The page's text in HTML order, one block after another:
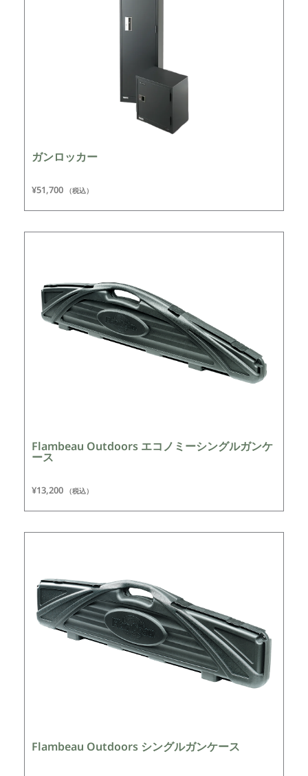
ガンロッカー
¥51,700 （税込）
Flambeau Outdoors エコノミーシングルガンケ
ース
¥13,200 （税込）
Flambeau Outdoors シングルガンケース